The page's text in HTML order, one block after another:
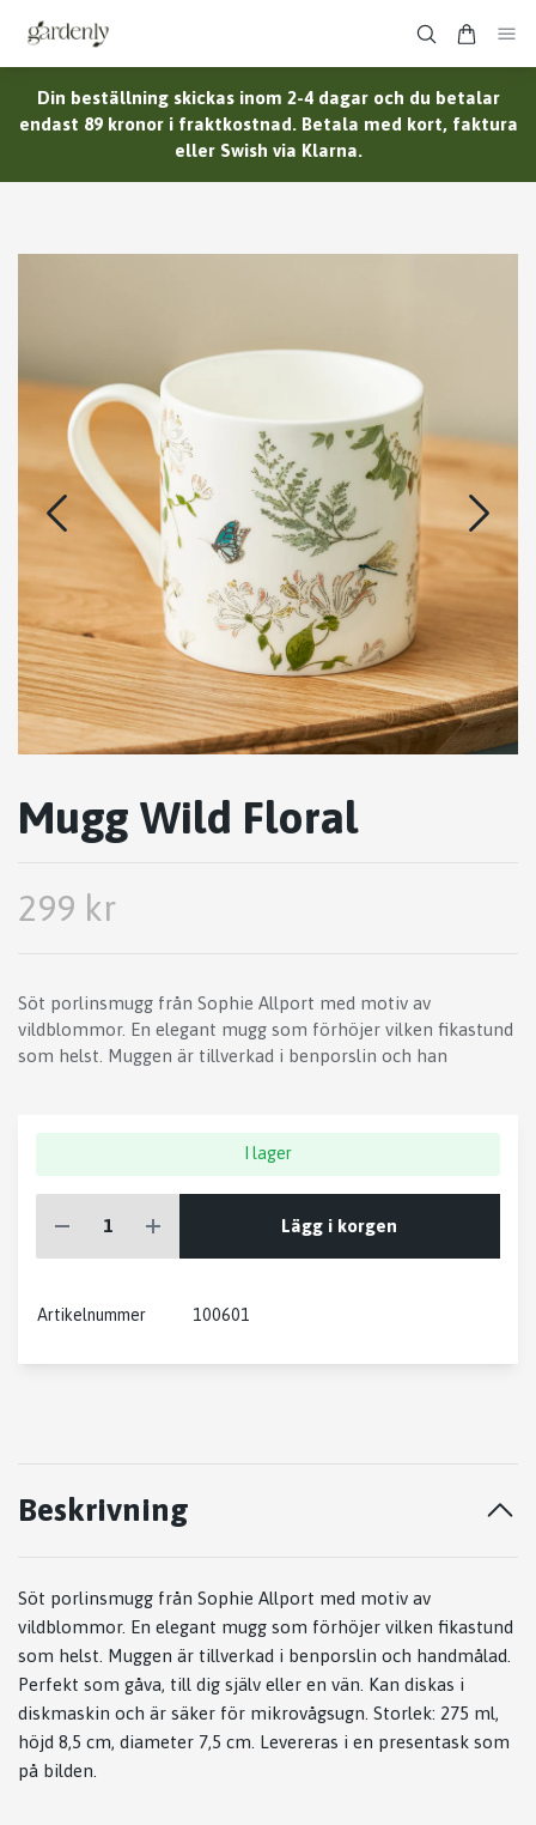
Din beställning skickas inom 2-4 dagar och du betalar
endast 89 kronor i fraktkostnad. Betala med kort, faktura
eller Swish via Klarna.
Mugg Wild Floral
299 kr
Söt porlinsmugg från Sophie Allport med motiv av
vildblommor. En elegant mugg som förhöjer vilken fikastund
som helst. Muggen är tillverkad i benporslin och han
I lager
Lägg i korgen
Artikelnummer 100601
Beskrivning
Söt porlinsmugg från Sophie Allport med motiv av
vildblommor. En elegant mugg som förhöjer vilken fikastund
som helst. Muggen är tillverkad i benporslin och handmålad.
Perfekt som gåva, till dig själv eller en vän. Kan diskas i
diskmaskin och är säker för mikrovågsugn. Storlek: 275 ml,
höjd 8,5 cm, diameter 7,5 cm. Levereras i en presentask som
på bilden.